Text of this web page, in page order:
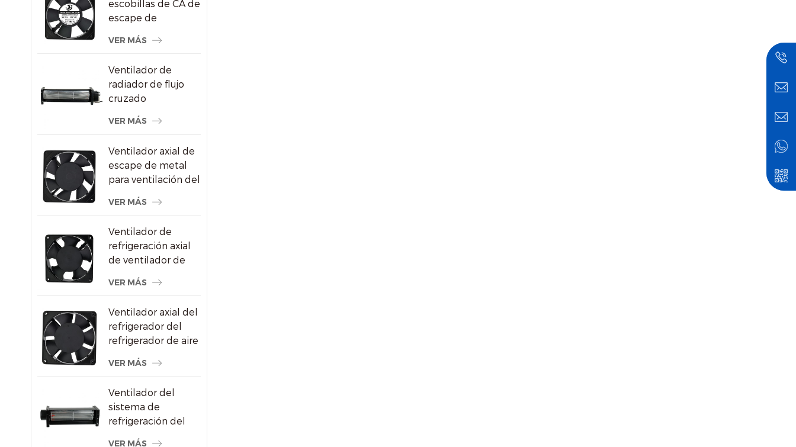
escobillas de CA de
escape de
congelador de
VER MÁS
Ventilador de
radiador de flujo
cruzado
pantallas
VER MÁS
Ventilador axial de
escape de metal
para ventilación del
VER MÁS
Ventilador de
refrigeración axial
de ventilador de
para proveedor de
VER MÁS
Ventilador axial del
refrigerador del
refrigerador de aire
rendimiento
VER MÁS
Ventilador del
sistema de
refrigeración del
VER MÁS